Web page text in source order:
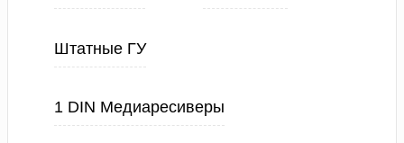
Штатные ГУ
1 DIN Медиаресиверы